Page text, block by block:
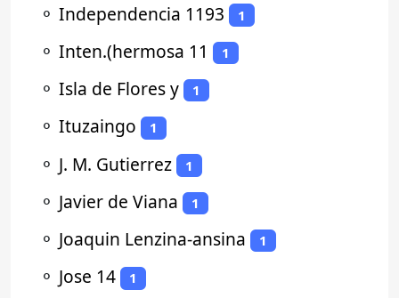
⚬ Independencia 1193 1
⚬ Inten.(hermosa 11 1
⚬ Isla de Flores y 1
⚬ Ituzaingo 1
⚬ J. M. Gutierrez 1
⚬ Javier de Viana 1
⚬ Joaquin Lenzina-ansina 1
⚬ Jose 14 1